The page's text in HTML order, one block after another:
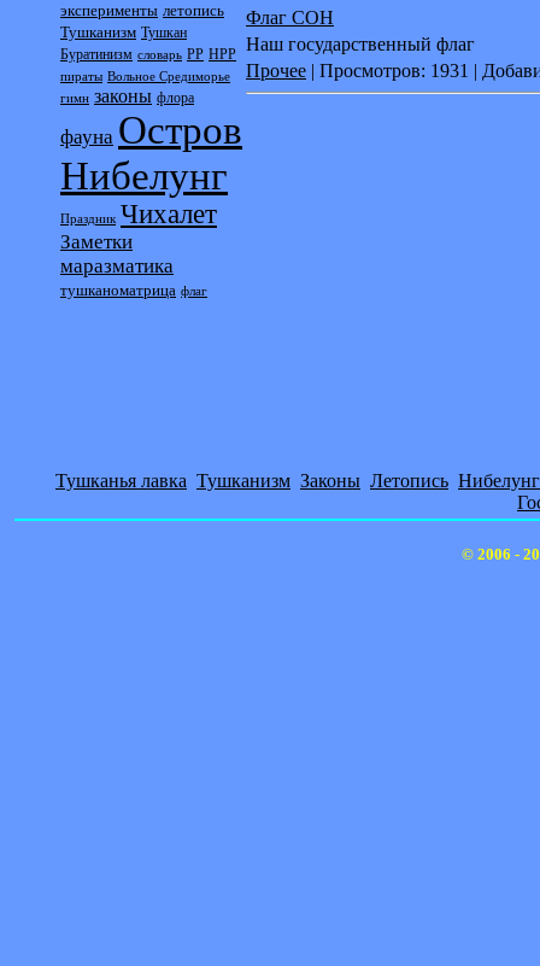
эксперименты летопись
Тушканизм Тушкан
Буратинизм словарь РР НРР
пираты Вольное Средиморье
гимн законы флора
фауна Остров
Нибелунг
Праздник Чихалет
Заметки
маразматика
тушканоматрица флаг
Флаг СОН
Наш государственный флаг
Прочее | Просмотров: 1931 |
Тушканья лавка Тушканизм Законы Летопись
© 2006 -